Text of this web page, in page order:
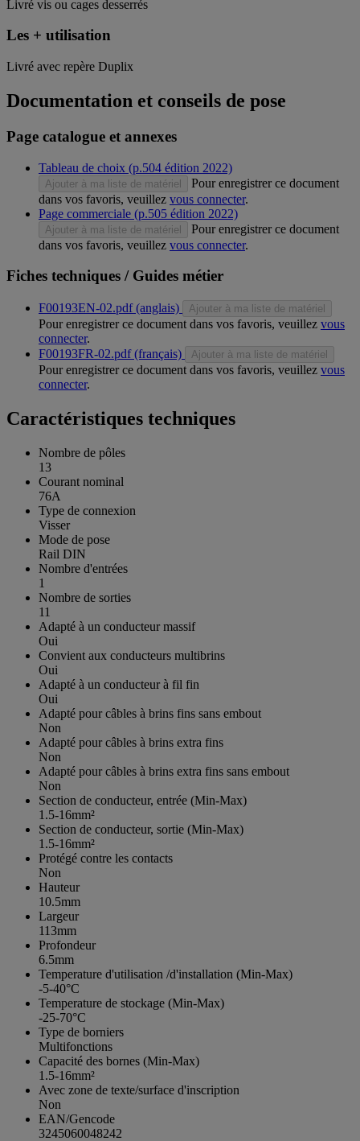
Livré vis ou cages desserrés
Les + utilisation
Livré avec repère Duplix
Documentation et conseils de pose
Page catalogue et annexes
Tableau de choix (p.504 édition 2022)
Ajouter à ma liste de matériel
Pour enregistrer ce document
dans vos favoris, veuillez vous connecter.
Page commerciale (p.505 édition 2022)
Ajouter à ma liste de matériel
Pour enregistrer ce document
dans vos favoris, veuillez vous connecter.
Fiches techniques / Guides métier
F00193EN-02.pdf (anglais) Ajouter à ma liste de matériel
Pour enregistrer ce document dans vos favoris, veuillez vous
connecter.
F00193FR-02.pdf (français)
Ajouter à ma liste de matériel
Pour enregistrer ce document dans vos favoris, veuillez vous
connecter.
Caractéristiques techniques
Nombre de pôles
13
Courant nominal
76A
Type de connexion
Visser
Mode de pose
Rail DIN
Nombre d'entrées
1
Nombre de sorties
11
Adapté à un conducteur massif
Oui
Convient aux conducteurs multibrins
Oui
Adapté à un conducteur à fil fin
Oui
Adapté pour câbles à brins fins sans embout
Non
Adapté pour câbles à brins extra fins
Non
Adapté pour câbles à brins extra fins sans embout
Non
Section de conducteur, entrée (Min-Max)
1.5-16mm²
Section de conducteur, sortie (Min-Max)
1.5-16mm²
Protégé contre les contacts
Non
Hauteur
10.5mm
Largeur
113mm
Profondeur
6.5mm
Temperature d'utilisation /d'installation (Min-Max)
-5-40°C
Temperature de stockage (Min-Max)
-25-70°C
Type de borniers
Multifonctions
Capacité des bornes (Min-Max)
1.5-16mm²
Avec zone de texte/surface d'inscription
Non
EAN/Gencode
3245060048242